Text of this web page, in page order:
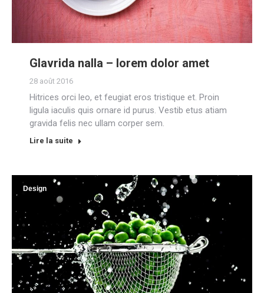
Glavrida nalla – lorem dolor amet
28 août 2016
Hitrices orci leo, et feugiat eros tristique et. Proin
ligula iaculis quis ornare id purus. Vestib etus atiam
gravida felis nec ullam corper sem.
Lire la suite
Design